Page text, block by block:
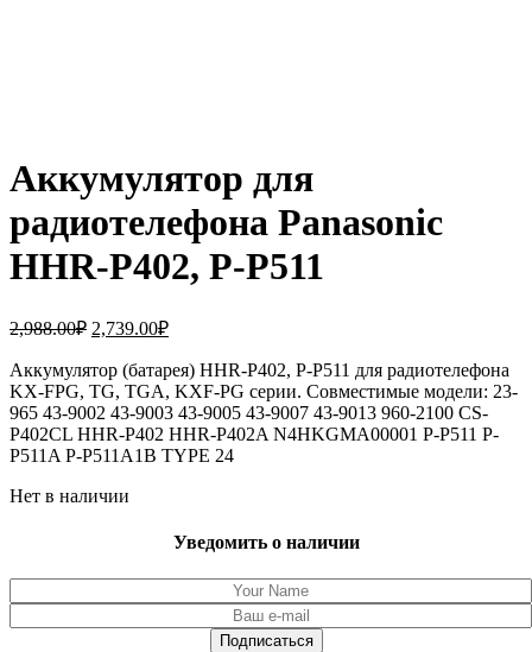
Аккумулятор для
радиотелефона Panasonic
HHR-P402, P-P511
2,988.00₽ Первоначальная
составляла
2,988.00₽.
2,739.00₽Текущая
2,739.00₽.
Аккумулятор (батарея) HHR-P402, P-P511 для радиотелефона
KX-FPG, TG, TGA, KXF-PG серии. Совместимые модели: 23-
965 43-9002 43-9003 43-9005 43-9007 43-9013 960-2100 CS-
P402CL HHR-P402 HHR-P402A N4HKGMA00001 P-P511 P-
P511A P-P511A1B TYPE 24
Нет в наличии
Уведомить о наличии